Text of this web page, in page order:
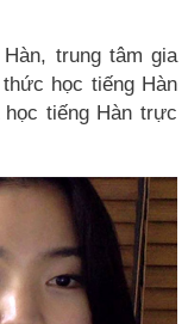
trung tâm gia
học tiếng Hàn
tiếng Hàn trực